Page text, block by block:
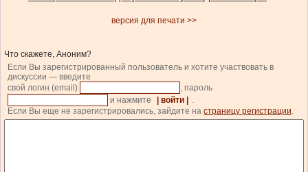
версия для печати >>
Что скажете, Аноним?
Если Вы зарегистрированный пользователь и хотите участвовать в
дискуссии — введите
свой логин (email)
, пароль
и нажмите
| войти |
.
Если Вы еще не зарегистрировались, зайдите на страницу регистрации.